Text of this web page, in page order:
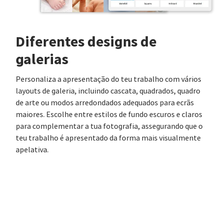
Diferentes designs de
galerias
Personaliza a apresentação do teu trabalho com vários
layouts de galeria, incluindo cascata, quadrados, quadro
de arte ou modos arredondados adequados para ecrãs
maiores. Escolhe entre estilos de fundo escuros e claros
para complementar a tua fotografia, assegurando que o
teu trabalho é apresentado da forma mais visualmente
apelativa.